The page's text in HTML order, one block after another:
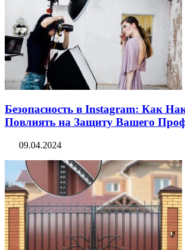
Безопасность в Instagram: Как
Повлиять на Защиту Вашего
09.04.2024